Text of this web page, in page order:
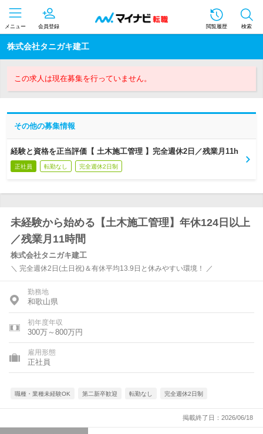
メニュー 会員登録 閲覧履歴 検索
株式会社タニガキ建工
この求人は現在募集を行っていません。
その他の募集情報
経験と資格を正当評価【 土木施工管理 】完全週休2日／残業月11h
正社員 転勤なし 完全週休2日制
未経験から始める【土木施工管理】年休124日以上
／残業月11時間
株式会社タニガキ建工
＼ 完全週休2日(土日祝)＆有休平均13.9日と休みやすい環境！ ／
勤務地
和歌山県
初年度年収
300万～800万円
雇用形態
正社員
職種・業種未経験OK 第二新卒歓迎 転勤なし 完全週休2日制
掲載終了日：2026/06/18